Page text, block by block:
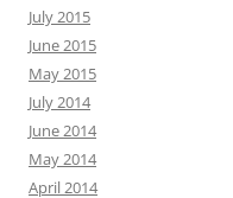
July 2015
June 2015
May 2015
July 2014
June 2014
May 2014
April 2014